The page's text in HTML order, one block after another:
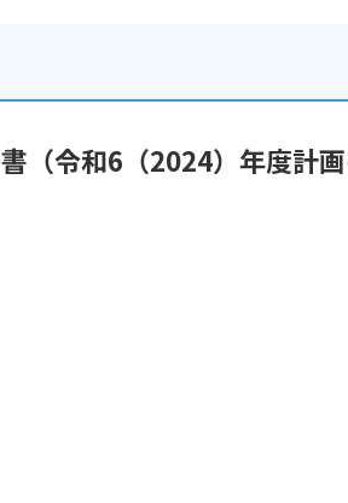
（令和6（2024）年度計